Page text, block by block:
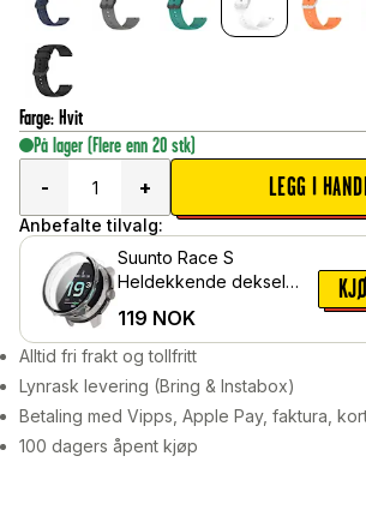
Farge: Hvit
På lager (Flere enn 20 stk)
-
+ LEGG I
Anbefalte tilvalg:
Suunto Race S
Heldekkende deksel
Gjennomsiktig
119 NOK
Alltid fri frakt og tollfritt
Lynrask levering (Bring & Instabox)
Betaling med Vipps, Apple Pay, faktura,
100 dagers åpent kjøp